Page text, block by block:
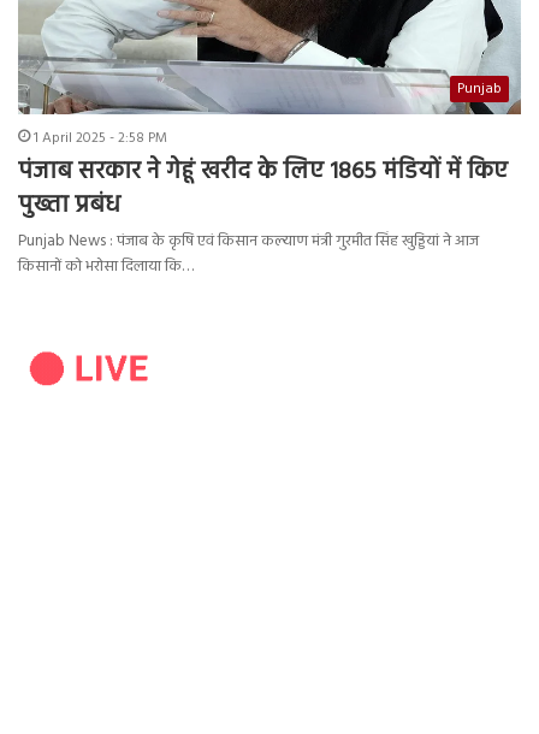
Punjab
1 April 2025 - 2:58 PM
पंजाब सरकार ने गेहूं खरीद के लिए 1865 मंडियों में किए
पुख्ता प्रबंध
Punjab News : पंजाब के कृषि एवं किसान कल्याण मंत्री गुरमीत सिंह खुड्डियां ने आज
किसानों को भरोसा दिलाया कि…